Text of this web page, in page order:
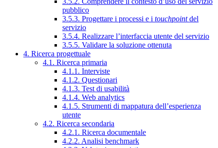
pubblico
3.5.3. Progettare i processi e i touchpointdel
servizio
3.5.4. Realizzare l’interfaccia utente del servizio
3.5.5. Validare la soluzione ottenuta
4. Ricerca progettuale
4.1. Ricerca primaria
4.1.1. Interviste
4.1.2. Questionari
4.1.3. Test di usabilità
4.1.4. Web analytics
4.1.5. Strumenti di mappatura dell’esperienza
utente
4.2. Ricerca secondaria
4.2.1. Ricerca documentale
4.2.2. Analisi benchmark